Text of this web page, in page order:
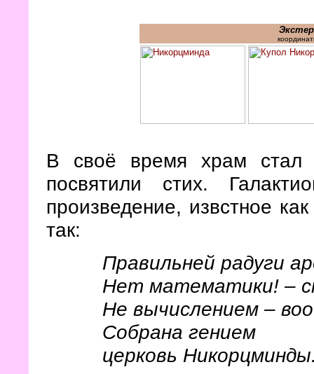
В своё время храм стал
посвятили стих.
произведение, извстное
так:
Правильней радуги
Нет математики! –
Не вычислением –
Собрана гением
церковь